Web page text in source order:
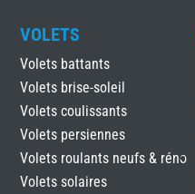
VOLETS
Volets battants
Volets brise-soleil
Volets coulissants
Volets persiennes
Volets roulants neufs & réno
Volets solaires